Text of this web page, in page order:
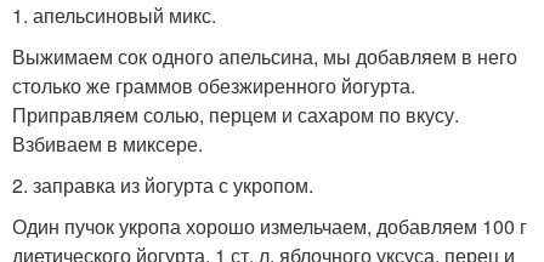
1. апельсиновый микс.
Выжимаем сок одного апельсина, мы добавляем в него
столько же граммов обезжиренного йогурта.
Приправляем солью, перцем и сахаром по вкусу.
Взбиваем в миксере.
2. заправка из йогурта с укропом.
Один пучок укропа хорошо измельчаем, добавляем 100 г
диетического йогурта, 1 ст. л. яблочного уксуса, перец и